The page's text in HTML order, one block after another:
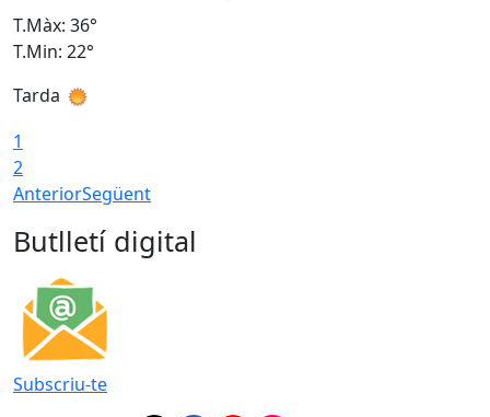
T.Màx: 36°
T.Min: 22°
Tarda
1
2
AnteriorSegüent
Butlletí digital
Subscriu-te